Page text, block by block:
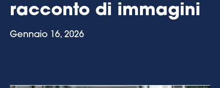
racconto di immagini
Gennaio 16, 2026